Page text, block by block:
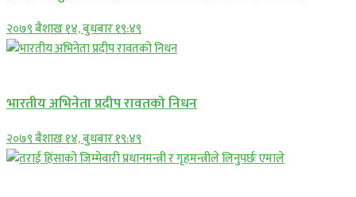
२०७९ बैशाख १४, बुधबार १९:४९
भारतीय अभिनेता प्रदीप रावतको निधन
२०७९ बैशाख १४, बुधबार १९:४९